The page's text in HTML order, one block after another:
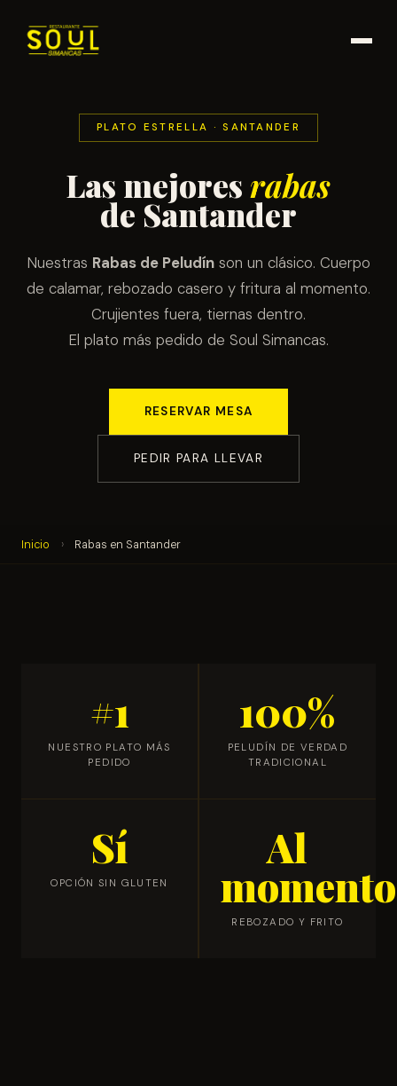
PLATO ESTRELLA · SANTANDER
Las mejores rabas
de Santander
Nuestras Rabas de Peludínson un clásico. Cuerpo
de calamar, rebozado casero y fritura al momento.
Crujientes fuera, tiernas dentro.
El plato más pedido de Soul Simancas.
RESERVAR MESA
PEDIR PARA LLEVAR
Inicio › Rabas en Santander
#1
NUESTRO PLATO MÁS
PEDIDO
100%
PELUDÍN DE VERDAD
TRADICIONAL
Sí
OPCIÓN SIN GLUTEN
Al
momento
REBOZADO Y FRITO